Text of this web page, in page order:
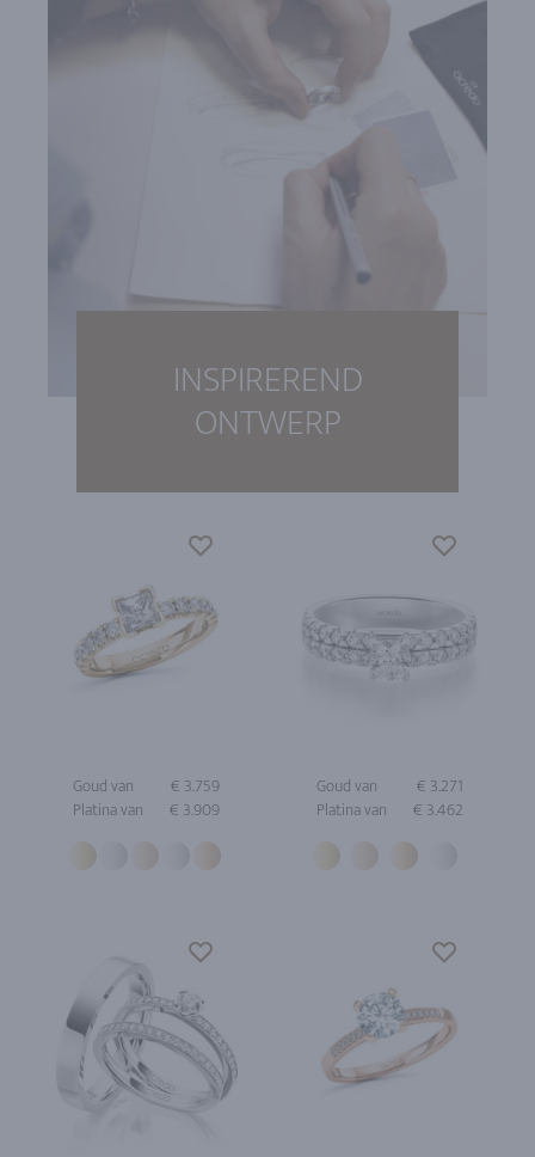
INSPIREREND
ONTWERP
Goud van
€ 3.759
Platina van
€ 3.909
Goud van
€ 3.271
Platina van
€ 3.462